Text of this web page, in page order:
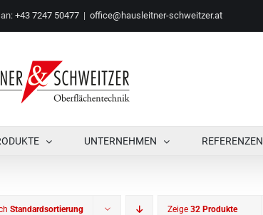
+43 7247 50477 | office@hausleitner-schweitzer.at
UNTERNEHMEN REFERENZEN
Standardsortierung Zeige 32 Produkte